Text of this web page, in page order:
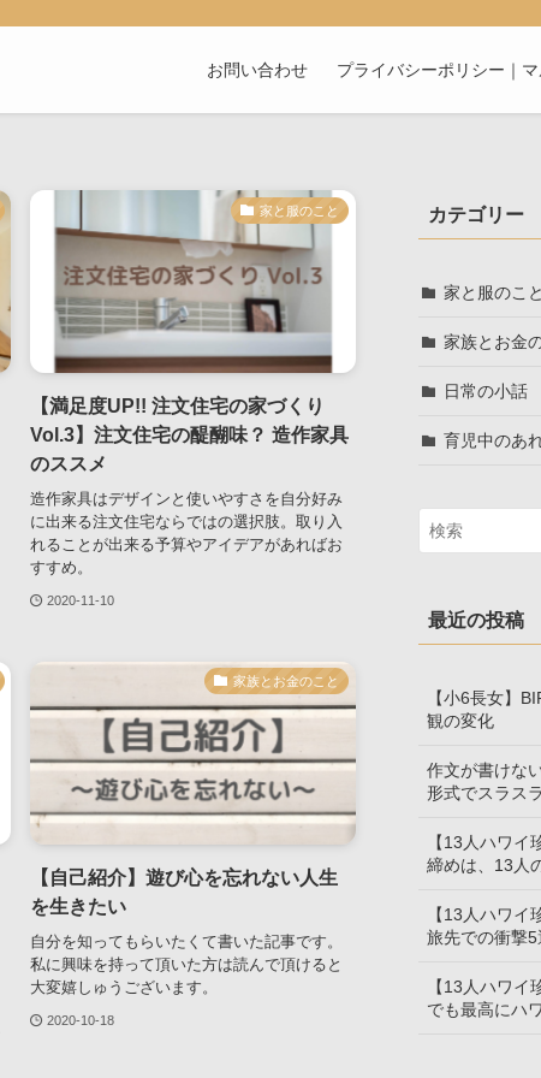
お問い合わせ プライバシーポリシー｜
家と服のこと
【満足度UP!! 注文住宅の家づくり
Vol.3】注文住宅の醍醐味？ 造作家具
のススメ
造作家具はデザインと使いやすさを自分好み
に出来る注文住宅ならではの選択肢。取り入
れることが出来る予算やアイデアがあればお
すすめ。
2020-11-10
家族とお金のこと
【自己紹介】遊び心を忘れない人生
を生きたい
自分を知ってもらいたくて書いた記事です。
私に興味を持って頂いた方は読んで頂けると
大変嬉しゅうございます。
2020-10-18
カテゴリー
家と服のこと
家族とお金
日常の小話
育児中のあ
最近の投稿
【小6長女】
観の変化
作文が書けな
形式でスラス
【13人ハワ
締めは、13人
【13人ハワイ
旅先での衝撃5
【13人ハワイ
でも最高にハ